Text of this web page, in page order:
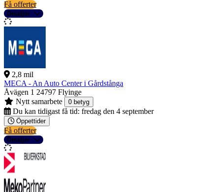
Få offerter
Detaljer
2,8 mil
MECA - An Auto Center i Gårdstånga
Åvägen 1 24797 Flyinge
Nytt samarbete
0 betyg
Du kan tidigast få tid: fredag den 4 september
Öppettider
Få offerter
Detaljer